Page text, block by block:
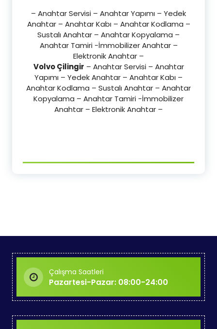
– Anahtar Servisi – Anahtar Yapımı – Yedek
Anahtar – Anahtar Kabı – Anahtar Kodlama –
Sustalı Anahtar – Anahtar Kopyalama –
Anahtar Tamiri -İmmobilizer Anahtar –
Elektronik Anahtar –
Volvo Çilingir – Anahtar Servisi – Anahtar
Yapımı – Yedek Anahtar – Anahtar Kabı –
Anahtar Kodlama – Sustalı Anahtar – Anahtar
Kopyalama – Anahtar Tamiri -İmmobilizer
Anahtar – Elektronik Anahtar –
Çalışma Saatleri
Pazartesi-Pazar: 08:00-24:00